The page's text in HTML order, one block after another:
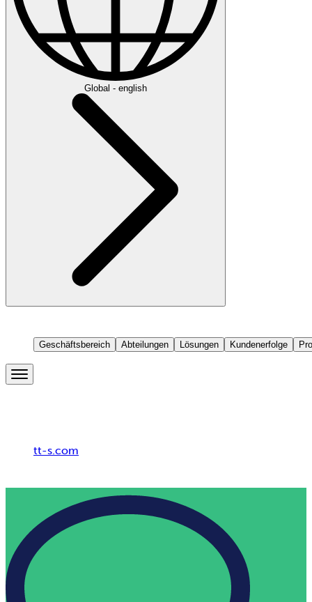
Global - english
Geschäftsbereich Abteilungen Lösungen Kundenerfolge
tt-s.com